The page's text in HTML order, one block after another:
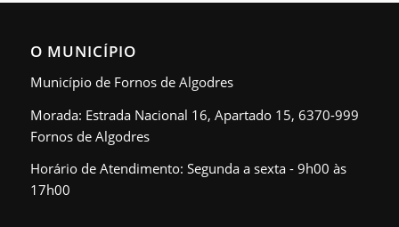
O MUNICÍPIO
Município de Fornos de Algodres
Morada: Estrada Nacional 16, Apartado 15, 6370-999
Fornos de Algodres
Horário de Atendimento: Segunda a sexta - 9h00 às
17h00